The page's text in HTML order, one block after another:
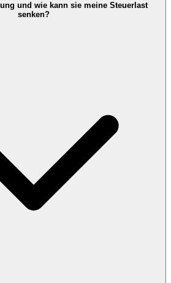
und wie kann sie meine Steuerlast
senken?